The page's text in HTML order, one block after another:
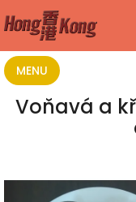
na
obsah
MENU
Voňavá a